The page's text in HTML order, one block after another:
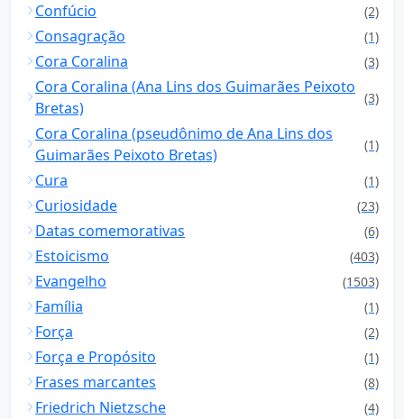
Confúcio (2)
Consagração (1)
Cora Coralina (3)
Cora Coralina (Ana Lins dos Guimarães Peixoto
Bretas)
(3)
Cora Coralina (pseudônimo de Ana Lins dos
Guimarães Peixoto Bretas)
(1)
Cura (1)
Curiosidade (23)
Datas comemorativas (6)
Estoicismo (403)
Evangelho (1503)
Família (1)
Força (2)
Força e Propósito (1)
Frases marcantes (8)
Friedrich Nietzsche (4)